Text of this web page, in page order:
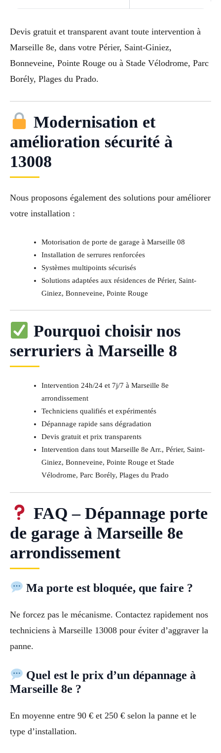
Devis gratuit et transparent avant toute intervention à
Marseille 8e, dans votre Périer, Saint-Giniez,
Bonneveine, Pointe Rouge ou à Stade Vélodrome, Parc
Borély, Plages du Prado.
Modernisation et
amélioration sécurité à
13008
Nous proposons également des solutions pour améliorer
votre installation :
Motorisation de porte de garage à Marseille 08
Installation de serrures renforcées
Systèmes multipoints sécurisés
Solutions adaptées aux résidences de Périer, Saint-
Giniez, Bonneveine, Pointe Rouge
Pourquoi choisir nos
serruriers à Marseille 8
Intervention 24h/24 et 7j/7 à Marseille 8e
arrondissement
Techniciens qualifiés et expérimentés
Dépannage rapide sans dégradation
Devis gratuit et prix transparents
Intervention dans tout Marseille 8e Arr., Périer, Saint-
Giniez, Bonneveine, Pointe Rouge et Stade
Vélodrome, Parc Borély, Plages du Prado
FAQ – Dépannage porte
de garage à Marseille 8e
arrondissement
Ma porte est bloquée, que faire ?
Ne forcez pas le mécanisme. Contactez rapidement nos
techniciens à Marseille 13008 pour éviter d’aggraver la
panne.
Quel est le prix d’un dépannage à
Marseille 8e ?
En moyenne entre 90 € et 250 € selon la panne et le
type d’installation.